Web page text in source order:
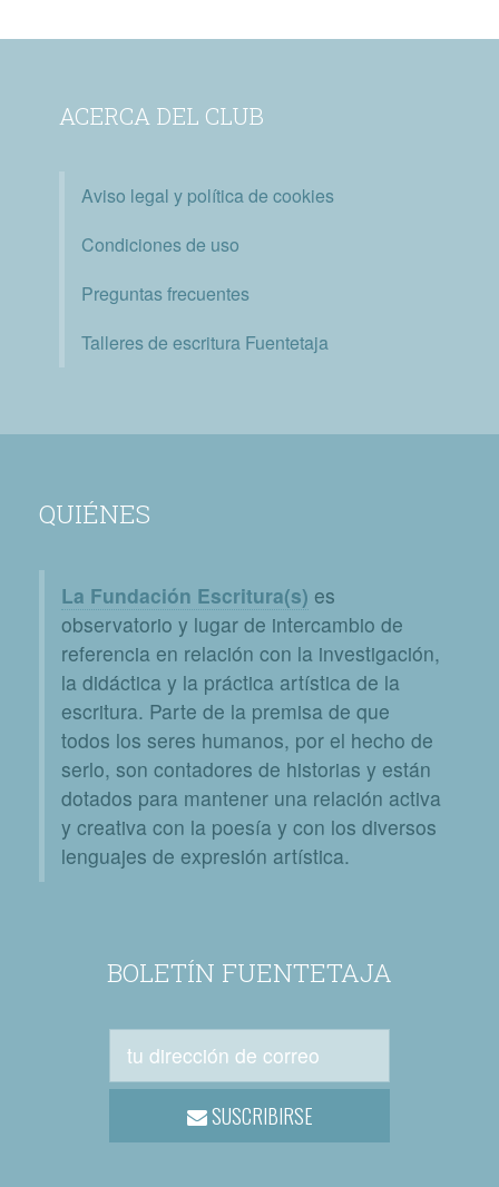
ACERCA DEL CLUB
Aviso legal y política de cookies
Condiciones de uso
Preguntas frecuentes
Talleres de escritura Fuentetaja
QUIÉNES
La Fundación Escritura(s) es
observatorio y lugar de intercambio de
referencia en relación con la investigación,
la didáctica y la práctica artística de la
escritura. Parte de la premisa de que
todos los seres humanos, por el hecho de
serlo, son contadores de historias y están
dotados para mantener una relación activa
y creativa con la poesía y con los diversos
lenguajes de expresión artística.
BOLETÍN FUENTETAJA
SUSCRIBIRSE